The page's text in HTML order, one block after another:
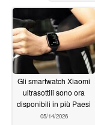
Gli smartwatch Xiaomi
ultrasottili sono ora
disponibili in più Paesi
05/14/2026